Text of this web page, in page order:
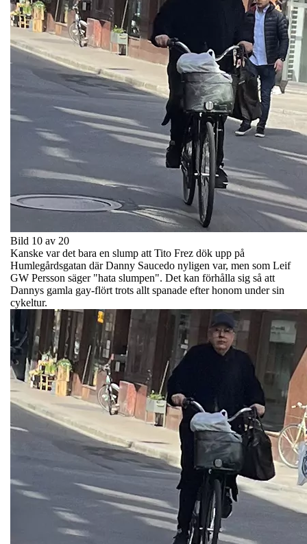
Bild 10 av 20
Kanske var det bara en slump att Tito Frez dök upp på
Humlegårdsgatan där Danny Saucedo nyligen var, men som Leif
GW Persson säger "hata slumpen". Det kan förhålla sig så att
Dannys gamla gay-flört trots allt spanade efter honom under sin
cykeltur.